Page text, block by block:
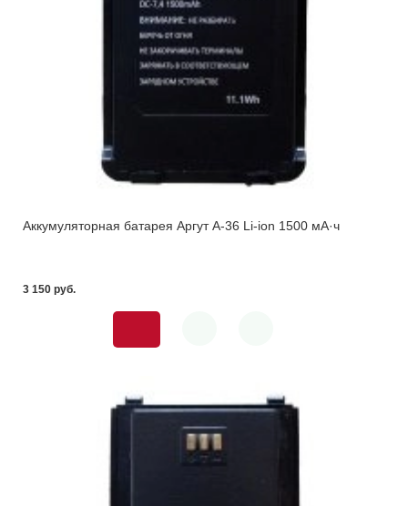
Аккумуляторная батарея Аргут А-36 Li-ion 1500 мА·ч
3 150 pуб.